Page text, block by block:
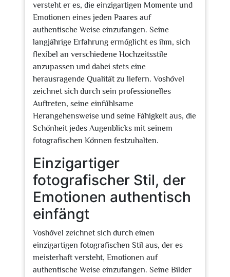
versteht er es, die einzigartigen Momente und
Emotionen eines jeden Paares auf
authentische Weise einzufangen. Seine
langjährige Erfahrung ermöglicht es ihm, sich
flexibel an verschiedene Hochzeitsstile
anzupassen und dabei stets eine
herausragende Qualität zu liefern. Voshövel
zeichnet sich durch sein professionelles
Auftreten, seine einfühlsame
Herangehensweise und seine Fähigkeit aus, die
Schönheit jedes Augenblicks mit seinem
fotografischen Können festzuhalten.
Einzigartiger
fotografischer Stil, der
Emotionen authentisch
einfängt
Voshövel zeichnet sich durch einen
einzigartigen fotografischen Stil aus, der es
meisterhaft versteht, Emotionen auf
authentische Weise einzufangen. Seine Bilder